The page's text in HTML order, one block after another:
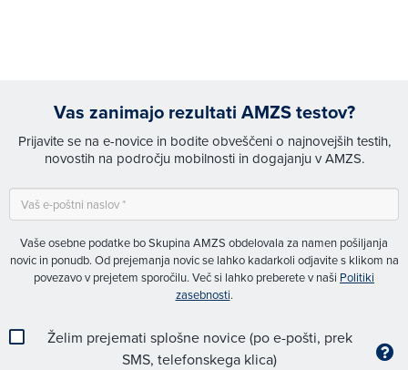
Vas zanimajo rezultati AMZS testov?
Prijavite se na e-novice in bodite obveščeni o najnovejših testih,
novostih na področju mobilnosti in dogajanju v AMZS.
Vaše osebne podatke bo Skupina AMZS obdelovala za namen pošiljanja
novic in ponudb. Od prejemanja novic se lahko kadarkoli odjavite s klikom na
povezavo v prejetem sporočilu. Več si lahko preberete v naši Politiki
zasebnosti.
Želim prejemati splošne novice (po e-pošti, prek
SMS, telefonskega klica)